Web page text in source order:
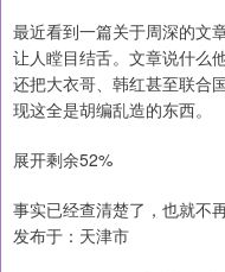
最近看到一篇关于周深的文
让人瞠目结舌。文章说什么
还把大衣哥、韩红甚至联合
现这全是胡编乱造的东西。
展开剩余52%
事实已经查清楚了，也就不
发布于：天津市